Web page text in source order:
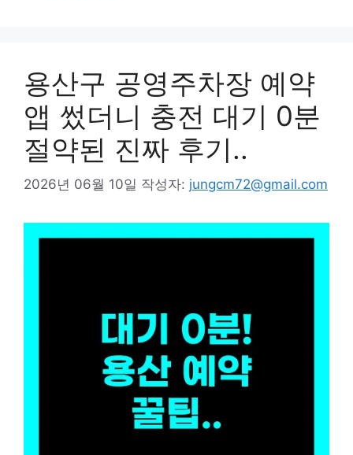
용산구 공영주차장 예약
앱 썼더니 충전 대기 0분
절약된 진짜 후기..
2026년 06월 10일 작성자: jungcm72@gmail.com